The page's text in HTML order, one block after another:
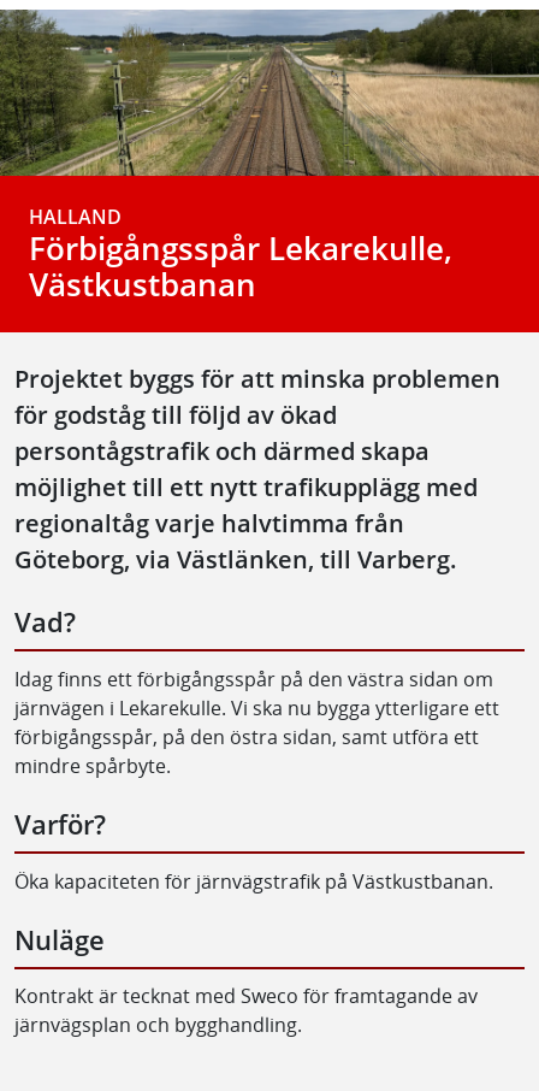
HALLAND
Förbigångsspår Lekarekulle,
Västkustbanan
Projektet byggs för att minska problemen
för godståg till följd av ökad
persontågstrafik och därmed skapa
möjlighet till ett nytt trafikupplägg med
regionaltåg varje halvtimma från
Göteborg, via Västlänken, till Varberg.
Vad?
Idag finns ett förbigångsspår på den västra sidan om
järnvägen i Lekarekulle. Vi ska nu bygga ytterligare ett
förbigångsspår, på den östra sidan, samt utföra ett
mindre spårbyte.
Varför?
Öka kapaciteten för järnvägstrafik på Västkustbanan.
Nuläge
Kontrakt är tecknat med Sweco för framtagande av
järnvägsplan och bygghandling.